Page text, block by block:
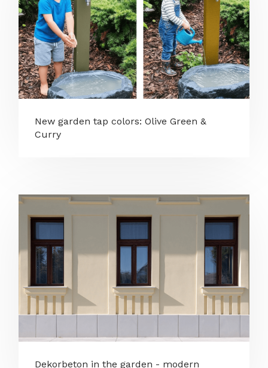
New garden tap colors: Olive Green &
Curry
Dekorbeton in the garden - modern